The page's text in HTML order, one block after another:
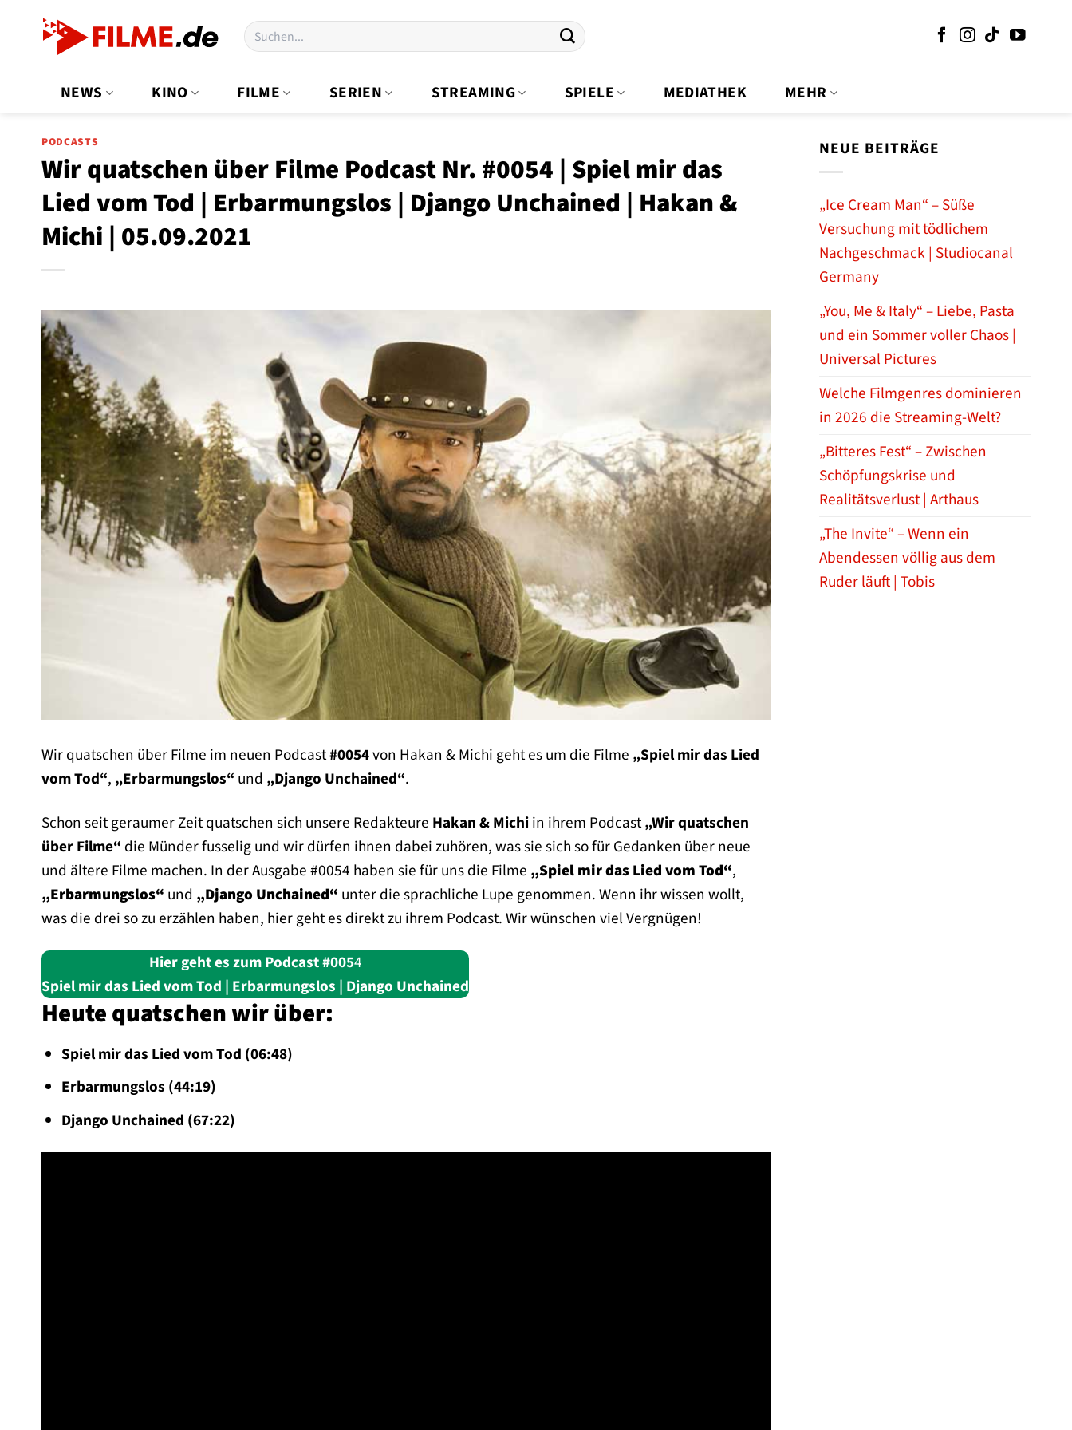
Suchen
nach:
NEWS KINO FILME SERIEN STREAMING SPIELE MEDIATHEK MEHR
PODCASTS
Wir quatschen über Filme Podcast Nr. #0054 | Spiel mir das
Lied vom Tod | Erbarmungslos | Django Unchained | Hakan &
Michi | 05.09.2021
Wir quatschen über Filme im neuen Podcast#0054von Hakan & Michi geht es um die Filme „Spiel mir das Lied
vom Tod“, „Erbarmungslos“ und „Django Unchained“.
Schon seit geraumer Zeit quatschen sich unsere Redakteure Hakan & Michiin ihrem Podcast„Wir quatschen
über Filme“ die Münder fusselig und wir dürfen ihnen dabei zuhören, was sie sich so für Gedanken über neue
und ältere Filme machen. In der Ausgabe #0054 haben sie für uns die Filme „Spiel mir das Lied vom Tod“,
„Erbarmungslos“ und „Django Unchained“ unter die sprachliche Lupe genommen. Wenn ihr wissen wollt,
was die drei so zu erzählen haben, hier geht es direkt zu ihrem Podcast. Wir wünschen viel Vergnügen!
Hier geht es zum Podcast #0054
Spiel mir das Lied vom Tod | Erbarmungslos | Django Unchained
Heute quatschen wir über:
Spiel mir das Lied vom Tod (06:48)
Erbarmungslos (44:19)
Django Unchained (67:22)
NEUE BEITRÄGE
„Ice Cream Man“ – Süße
Versuchung mit tödlichem
Nachgeschmack | Studiocanal
Germany
„You, Me & Italy“ – Liebe, Pasta
und ein Sommer voller Chaos |
Universal Pictures
Welche Filmgenres dominieren
in 2026 die Streaming-Welt?
„Bitteres Fest“ – Zwischen
Schöpfungskrise und
Realitätsverlust | Arthaus
„The Invite“ – Wenn ein
Abendessen völlig aus dem
Ruder läuft | Tobis